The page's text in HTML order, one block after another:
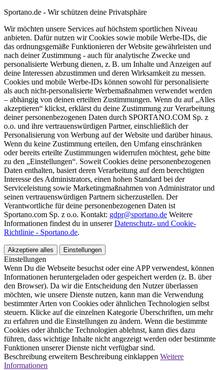
Sportano.de - Wir schützen deine Privatsphäre
Wir möchten unsere Services auf höchstem sportlichen Niveau
anbieten. Dafür nutzen wir Cookies sowie mobile Werbe-IDs, die
das ordnungsgemäße Funktionieren der Website gewährleisten und
nach deiner Zustimmung - auch für analytische Zwecke und
personalisierte Werbung dienen, z. B. um Inhalte und Anzeigen auf
deine Interessen abzustimmen und deren Wirksamkeit zu messen.
Cookies und mobile Werbe-IDs können sowohl für personalisierte
als auch nicht-personalisierte Werbemaßnahmen verwendet werden
– abhängig von deinen erteilten Zustimmungen. Wenn du auf „Alles
akzeptieren“ klickst, erklärst du deine Zustimmung zur Verarbeitung
deiner personenbezogenen Daten durch SPORTANO.COM Sp. z
o.o. und ihre vertrauenswürdigen Partner, einschließlich der
Personalisierung von Werbung auf der Website und darüber hinaus.
Wenn du keine Zustimmung erteilen, den Umfang einschränken
oder bereits erteilte Zustimmungen widerrufen möchtest, gehe bitte
zu den „Einstellungen“. Soweit Cookies deine personenbezogenen
Daten enthalten, basiert deren Verarbeitung auf dem berechtigten
Interesse des Administrators, einen hohen Standard bei der
Serviceleistung sowie Marketingmaßnahmen von Administrator und
seinen vertrauenswürdigen Partnern sicherzustellen. Der
Verantwortliche für deine personenbezogenen Daten ist
Sportano.com Sp. z o.o. Kontakt: gdpr@sportano.de Weitere
Informationen findest du in unsererDatenschutz- und Cookie-
Richtlinie - Sportano.de.
Akzeptiere alles Einstellungen
Einstellungen
Wenn Du die Webseite besuchst oder eine APP verwendest, können
Informationen heruntergeladen oder gespeichert werden (z. B. über
den Browser). Da wir die Entscheidung den Nutzer überlassen
möchten, wie unsere Dienste nutzen, kann man die Verwendung
bestimmter Arten von Cookies oder ähnlichen Technologien selbst
steuern. Klicke auf die einzelnen Kategorie Überschriften, um mehr
zu erfahren und die Einstellungen zu ändern. Wenn die bestimmte
Cookies oder ähnliche Technologien ablehnst, kann dies dazu
führen, dass wichtige Inhalte nicht angezeigt werden oder bestimmte
Funktionen unserer Dienste nicht verfügbar sind.
Beschreibung erweitern Beschreibung einklappen Weitere
Informationen